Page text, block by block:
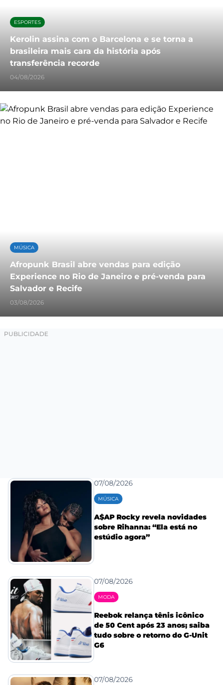
ESPORTES
Kerolin assina com o Barcelona e se torna a
brasileira mais cara da história após
transferência recorde
04/08/2026
MÚSICA
Afropunk Brasil abre vendas para edição
Experience no Rio de Janeiro e pré-venda para
Salvador e Recife
03/08/2026
07/08/2026
MÚSICA
A$AP Rocky revela novidades
sobre Rihanna: “Ela está no
estúdio agora”
07/08/2026
MODA
Reebok relança tênis icônico
de 50 Cent após 23 anos; saiba
tudo sobre o retorno do G-Unit
G6
07/08/2026